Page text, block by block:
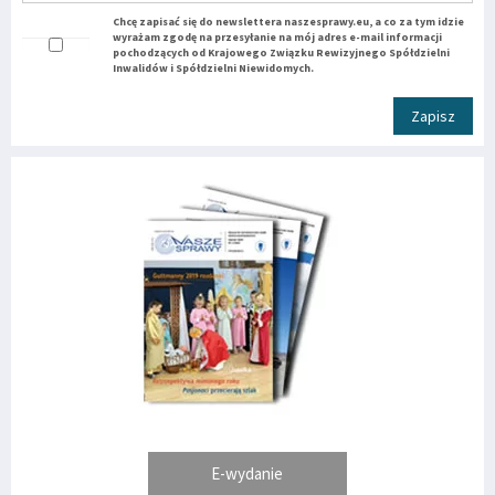
Chcę zapisać się do newslettera naszesprawy.eu, a co za tym idzie
wyrażam zgodę na przesyłanie na mój adres e-mail informacji
pochodzących od Krajowego Związku Rewizyjnego Spółdzielni
Inwalidów i Spółdzielni Niewidomych.
Zapisz
E-wydanie